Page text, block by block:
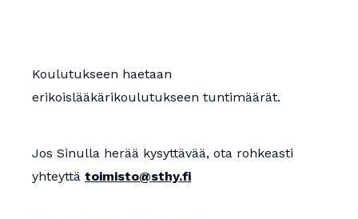
Koulutukseen haetaan
erikoislääkärikoulutukseen tuntimäärät.
Jos Sinulla herää kysyttävää, ota rohkeasti
yhteyttä toimisto@sthy.fi